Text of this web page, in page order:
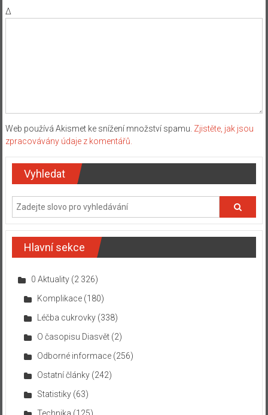
Δ
Web používá Akismet ke snížení množství spamu. Zjistěte, jak jsou
zpracovávány údaje z komentářů.
Vyhledat
Hlavní sekce
0 Aktuality(2 326)
Komplikace(180)
Léčba cukrovky(338)
O časopisu Diasvět(2)
Odborné informace(256)
Ostatní články(242)
Statistiky(63)
Technika (125)